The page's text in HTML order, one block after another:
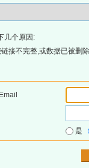
几个原因:
接不完整,或数据已被删
是